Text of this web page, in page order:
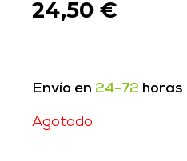
24,50 €
Envío en 24-72 horas
Agotado